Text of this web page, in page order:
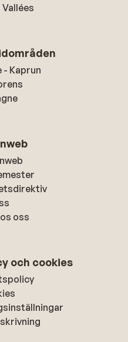
- Kaprun
oss
och cookies